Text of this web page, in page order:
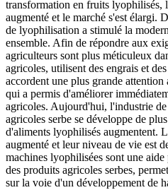
transformation en fruits lyophilisés,
augmenté et le marché s'est élargi.
de lyophilisation a stimulé la
ensemble. Afin de répondre aux
agriculteurs sont plus méticuleux
agricoles, utilisent des engrais et
accordent une plus grande
qui a permis d'améliorer
agricoles. Aujourd'hui, l'industrie
agricoles serbe se développe de
d'aliments lyophilisés augmentent.
augmenté et leur niveau de vie est
machines lyophilisées sont une
des produits agricoles serbes,
sur la voie d'un développement de